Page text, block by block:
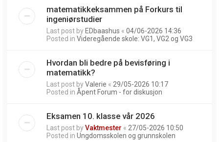
matematikkeksammen på Forkurs til
ingeniørstudier
Last post by EDbaashus « 04/06-2026 14:36
Posted in Videregående skole: VG1, VG2 og VG3
Hvordan bli bedre på bevisføring i
matematikk?
Last post byValerie « 29/05-2026 10:17
Posted in Åpent Forum - for diskusjon
Eksamen 10. klasse vår 2026
Last post byVaktmester « 27/05-2026 10:50
Posted in Ungdomsskolen og grunnskolen